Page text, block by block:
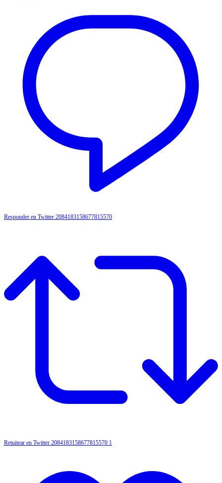
Responder en Twitter 2084183158677815570
Retuitear en Twitter 2084183158677815570 1